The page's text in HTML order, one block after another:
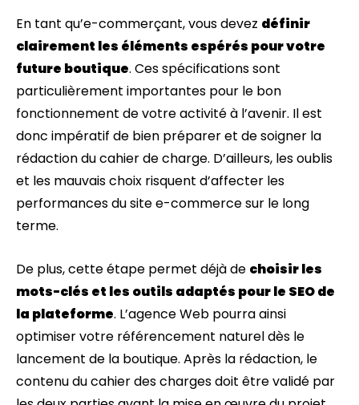
En tant qu’e-commerçant, vous devez définir
clairement les éléments espérés pour votre
future boutique. Ces spécifications sont
particulièrement importantes pour le bon
fonctionnement de votre activité à l’avenir. Il est
donc impératif de bien préparer et de soigner la
rédaction du cahier de charge. D’ailleurs, les oublis
et les mauvais choix risquent d’affecter les
performances du site e-commerce sur le long
terme.
De plus, cette étape permet déjà de choisir les
mots-clés et les outils adaptés pour le SEO de
la plateforme. L’agence Web pourra ainsi
optimiser votre référencement naturel dès le
lancement de la boutique. Après la rédaction, le
contenu du cahier des charges doit être validé par